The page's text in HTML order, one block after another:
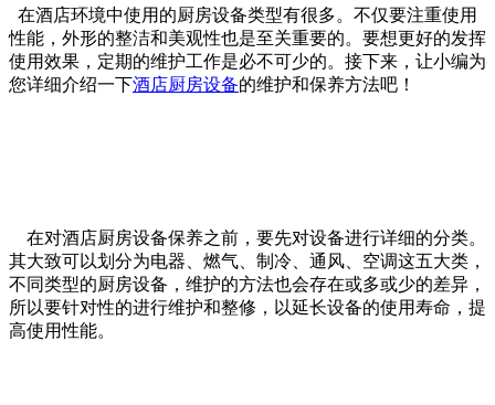
在酒店环境中使用的厨房设备类型有很多。不仅要注重使用
性能，外形的整洁和美观性也是至关重要的。要想更好的发挥
使用效果，定期的维护工作是必不可少的。接下来，让小编为
您详细介绍一下酒店厨房设备的维护和保养方法吧！
在对酒店厨房设备保养之前，要先对设备进行详细的分类。
其大致可以划分为电器、燃气、制冷、通风、空调这五大类，
不同类型的厨房设备，维护的方法也会存在或多或少的差异，
所以要针对性的进行维护和整修，以延长设备的使用寿命，提
高使用性能。